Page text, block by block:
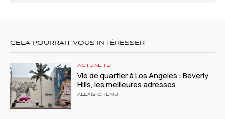
CELA POURRAIT VOUS INTÉRESSER
ACTUALITÉ
Vie de quartier à Los Angeles : Beverly
Hills, les meilleures adresses
ALEXIS CHENU